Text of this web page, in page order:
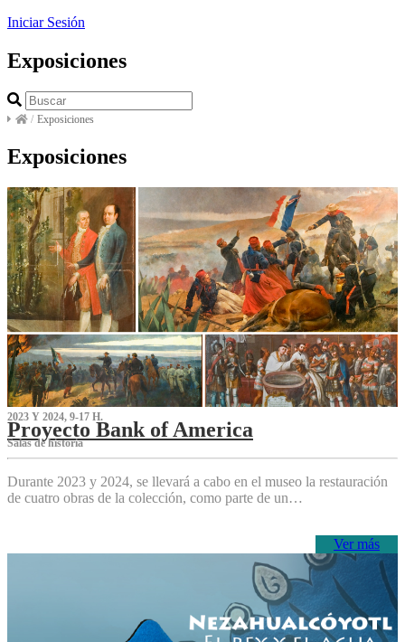
Iniciar Sesión
Exposiciones
/ Exposiciones
Exposiciones
2023 Y 2024, 9-17 H.
Proyecto Bank of America
S‌alas de historia
Durante 2023 y 2024, se llevará a cabo en el museo la restauración
de cuatro obras de la colección, como parte de un…
Ver más